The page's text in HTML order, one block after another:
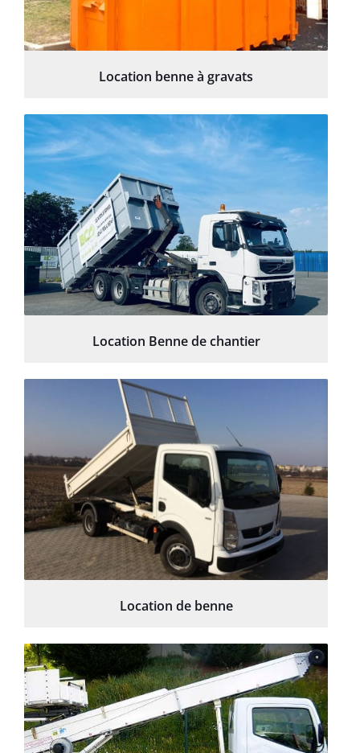
Location benne à gravats
Location Benne de chantier
Location de benne